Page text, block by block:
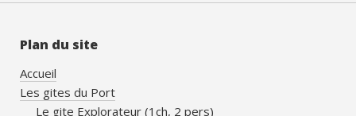
Plan du site
Accueil
Les gites du Port
Le gite Explorateur (1ch, 2 pers)